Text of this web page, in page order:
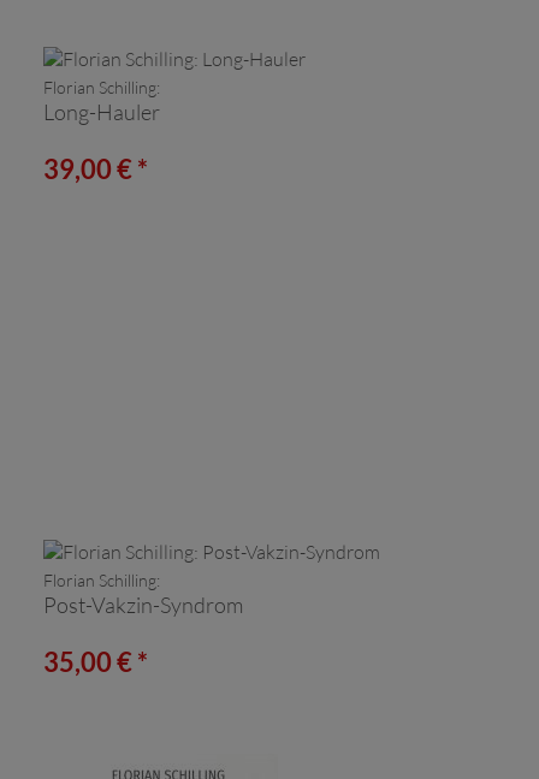
Florian Schilling:
Long-Hauler
39,00 € *
Florian Schilling:
Post-Vakzin-Syndrom
35,00 € *